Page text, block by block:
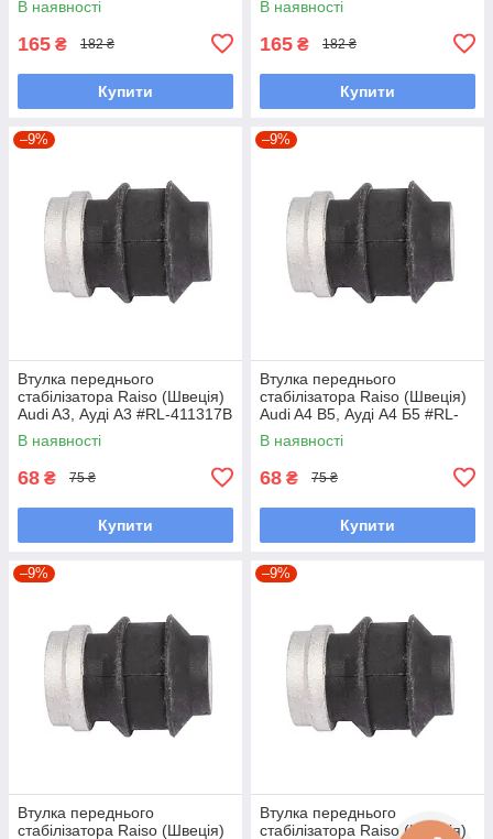
486120H UAEMBEN7
В наявності
165 ₴ 182 ₴
Купити
486120H UAWXLNR7
В наявності
165 ₴ 182 ₴
Купити
–9%
Втулка переднього
стабілізатора Raiso (Швеція)
Audi A3, Ауді А3 #RL-411317B
UACKGAU7
В наявності
68 ₴ 75 ₴
Купити
–9%
Втулка переднього
стабілізатора Raiso (Швеція)
Audi A4 B5, Ауді А4 Б5 #RL-
411317B UAADJDO7
В наявності
68 ₴ 75 ₴
Купити
–9%
Втулка переднього
стабілізатора Raiso (Швеція)
–9%
Втулка переднього
стабілізатора Raiso (Швеція)